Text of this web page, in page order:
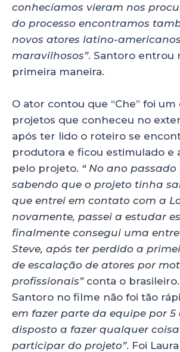
conhecíamos vieram nos
do processo encontramos
novos atores latino-americanos
maravilhosos”. Santoro entrou
primeira maneira.
O ator contou que “Che” foi
projetos que conheceu no
após ter lido o roteiro se
produtora e ficou estimulado e
pelo projeto. “ No ano
sabendo que o projeto tinha
que entrei em contato com a
novamente, passei a estudar
finalmente consegui uma
Steve, após ter perdido a
de escalação de atores por
profissionais”conta o
Santoro no filme não foi tão
em fazer parte da equipe por 5
disposto a fazer qualquer
participar do projeto”. Foi